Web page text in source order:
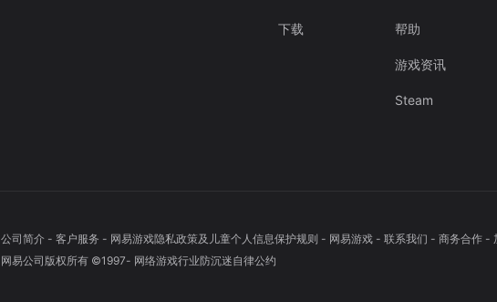
下载 帮助
游戏资讯
Steam
公司简介- 客户服务 - 网易游戏隐私政策及儿童个人信息保护规则 - 网易游戏- 联系我们 - 商务合作-
网易公司版权所有 ©1997- 网络游戏行业防沉迷自律公约